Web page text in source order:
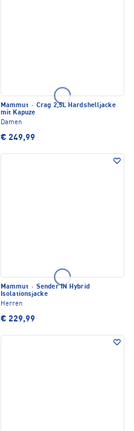
Mammut · Crag 2,5L Hardshelljacke
mit Kapuze
Damen
€ 249,99
Mammut · Sender IN Hybrid
Isolationsjacke
Herren
€ 229,99